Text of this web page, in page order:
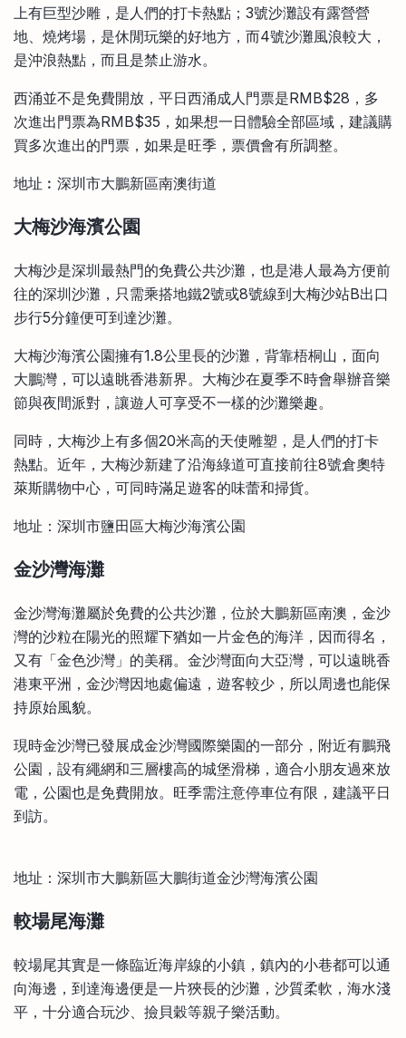
上有巨型沙雕，是人們的打卡熱點；3號沙灘設有露營營
地、燒烤場，是休閒玩樂的好地方，而4號沙灘風浪較大，
是沖浪熱點，而且是禁止游水。
西涌並不是免費開放，平日西涌成人門票是RMB$28，多
次進出門票為RMB$35，如果想一日體驗全部區域，建議購
買多次進出的門票，如果是旺季，票價會有所調整。
地址︰深圳市大鵬新區南澳街道
大梅沙海濱公園
大梅沙是深圳最熱門的免費公共沙灘，也是港人最為方便前
往的深圳沙灘，只需乘搭地鐵2號或8號線到大梅沙站B出口
步行5分鐘便可到達沙灘。
大梅沙海濱公園擁有1.8公里長的沙灘，背靠梧桐山，面向
大鵬灣，可以遠眺香港新界。大梅沙在夏季不時會舉辦音樂
節與夜間派對，讓遊人可享受不一樣的沙灘樂趣。
同時，大梅沙上有多個20米高的天使雕塑，是人們的打卡
熱點。近年，大梅沙新建了沿海綠道可直接前往8號倉奧特
萊斯購物中心，可同時滿足遊客的味蕾和掃貨。
地址：深圳市鹽田區大梅沙海濱公園
金沙灣海灘
金沙灣海灘屬於免費的公共沙灘，位於大鵬新區南澳，金沙
灣的沙粒在陽光的照耀下猶如一片金色的海洋，因而得名，
又有「金色沙灣」的美稱。金沙灣面向大亞灣，可以遠眺香
港東平洲，金沙灣因地處偏遠，遊客較少，所以周邊也能保
持原始風貌。
現時金沙灣已發展成金沙灣國際樂園的一部分，附近有鵬飛
公園，設有繩網和三層樓高的城堡滑梯，適合小朋友過來放
電，公園也是免費開放。旺季需注意停車位有限，建議平日
到訪。
地址：深圳市大鵬新區大鵬街道金沙灣海濱公園
較場尾海灘
較場尾其實是一條臨近海岸線的小鎮，鎮內的小巷都可以通
向海邊，到達海邊便是一片狹長的沙灘，沙質柔軟，海水淺
平，十分適合玩沙、撿貝穀等親子樂活動。